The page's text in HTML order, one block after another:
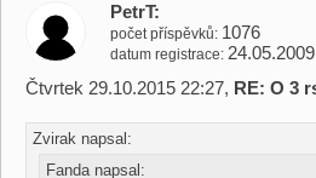
PetrT
počet příspěvků 1076
datum registrace 24.05.2009
Čtvrtek 29.10.2015 22:27, RE: O 3
Zvirak napsal:
Fanda napsal: